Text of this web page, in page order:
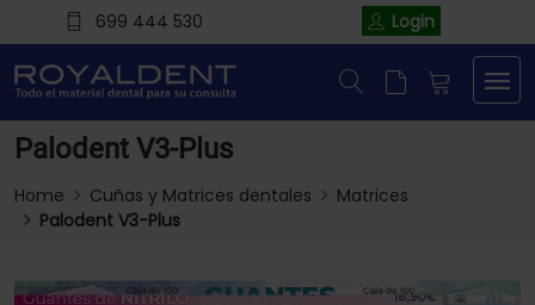
699 444 530 Login
Palodent V3-Plus
Home Cuñas y Matrices dentales
Matrices
Palodent V3-Plus